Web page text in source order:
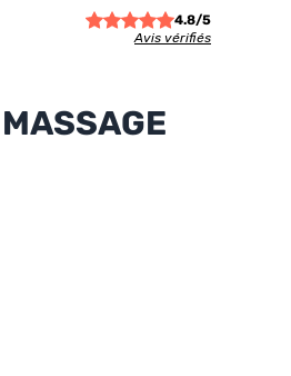
4.8/5
Avis vérifiés